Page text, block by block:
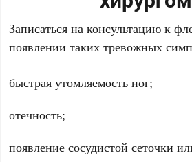
Записаться на консультацию к
появлении таких тревожных
быстрая утомляемость ног;
отечность;
появление сосудистой сеточки